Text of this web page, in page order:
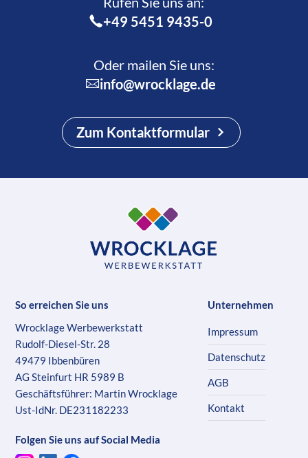
+49 5451 9435-0
Oder mailen Sie uns:
info@wrocklage.de
Zum Kontaktformular
So erreichen Sie uns
Wrocklage Werbewerkstatt
Rudolf-Diesel-Str. 28
49479 Ibbenbüren
AG Steinfurt HR 5989 B
Geschäftsführer: Martin Wrocklage
Ust-IdNr. DE231182233
Folgen Sie uns auf Social Media
Unternehmen
Impressum
Datenschutz
AGB
Kontakt